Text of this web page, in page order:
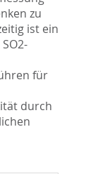
zu
ist ein
für
durch